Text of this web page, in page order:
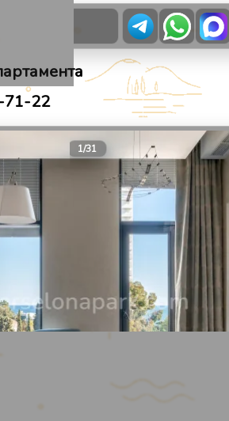
71-22
1/31